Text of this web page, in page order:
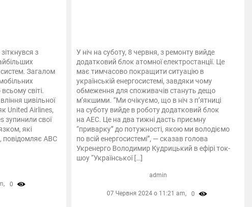
з
Загалом
світі.
цивільної
United Airlines,
зупинили свої
які
ABC
0
У ніч на суботу, 8 червня, з ремонту вийде
додатковий блок атомної електростанції. Це
має тимчасово покращити ситуацію в
українській енергосистемі, завдяки чому
обмеження для споживачів стануть дещо
м’якшими. “Ми очікуємо, що в ніч з п’ятниці
на суботу вийде в роботу додатковий блок
на АЕС. Це на два тижні дасть приємну
“приварку” до потужності, якою ми володіємо
по всій енергосистемі”, — сказав голова
Укренерго Володимир Кудрицький в ефірі ток-
шоу “Української […]
admin
07 Червня 2024 о 11:21 am, 0